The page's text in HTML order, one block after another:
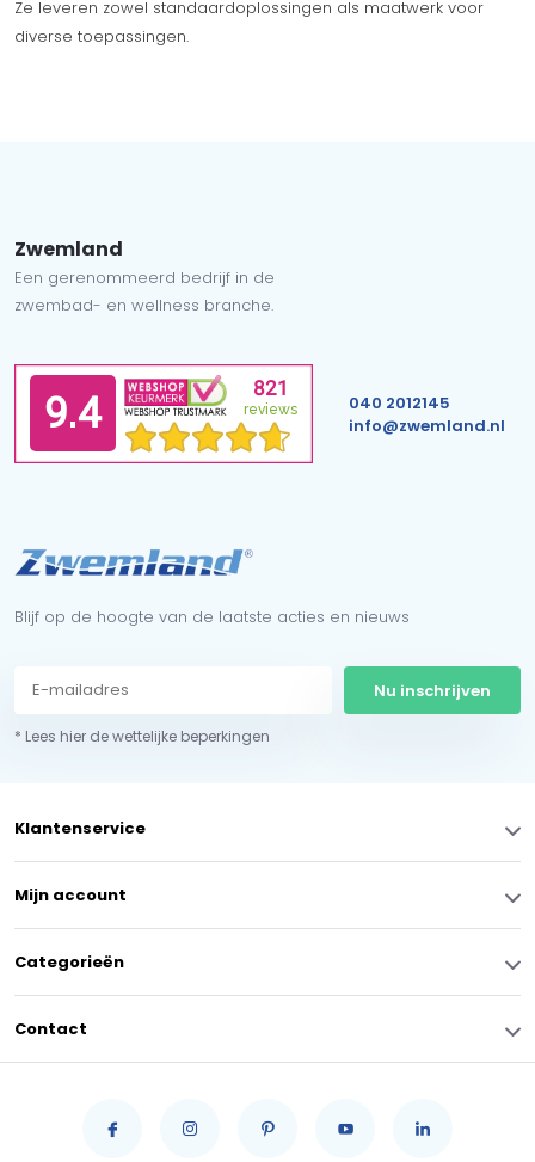
Ze leveren zowel standaardoplossingen als maatwerk voor
diverse toepassingen.
Zwemland
Een gerenommeerd bedrijf in de
zwembad- en wellness branche.
040 2012145
info@zwemland.nl
Blijf op de hoogte van de laatste acties en nieuws
Nu inschrijven
* Lees hier de wettelijke beperkingen
Klantenservice
Mijn account
Categorieën
Contact